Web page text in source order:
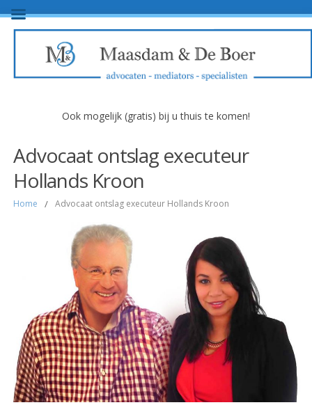
Ook mogelijk (gratis) bij u thuis te komen!
Advocaat ontslag executeur
Hollands Kroon
Home / Advocaat ontslag executeur Hollands Kroon